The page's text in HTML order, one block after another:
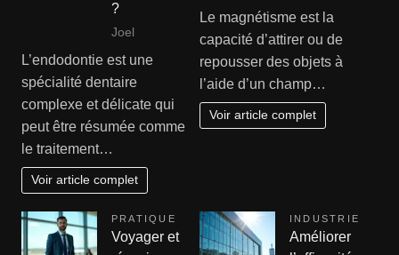
?
Joel
L’endodontie est une
spécialité dentaire
complexe et délicate qui
peut être résumée comme
le traitement…
Voir article complet
Le magnétisme est la
capacité d’attirer ou de
repousser des objets à
l’aide d’un champ…
Voir article complet
PRATIQUE
Voyager et
INDUSTRIE
Améliorer